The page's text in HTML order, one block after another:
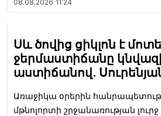
08.08.2026 11:24
Սև ծովից ցիկլոն է
ջերմաստիճանը
աստիճանով.
Առաջիկա օրերին
մթնոլորտի շրջանառության